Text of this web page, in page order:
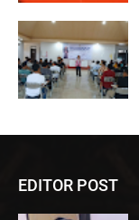
EDITOR POST